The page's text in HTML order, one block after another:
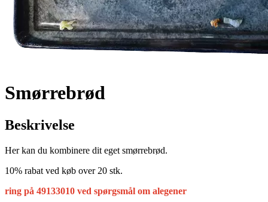
Smørrebrød
Beskrivelse
Her kan du kombinere dit eget smørrebrød.
10% rabat ved køb over 20 stk.
ring på 49133010 ved spørgsmål om alegener